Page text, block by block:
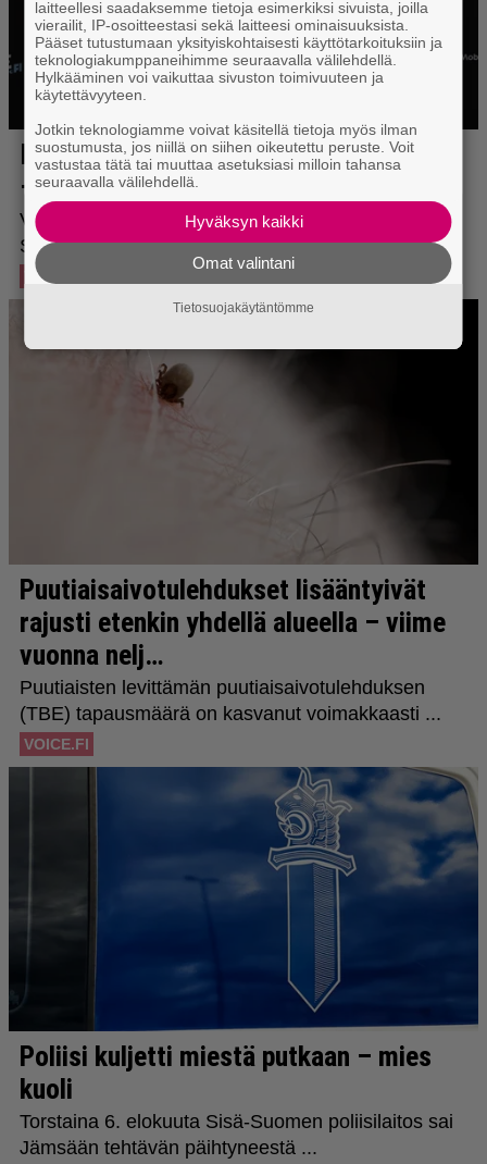
laitteellesi saadaksemme tietoja esimerkiksi sivuista, joilla
vierailit, IP-osoitteestasi sekä laitteesi ominaisuuksista.
Pääset tutustumaan yksityiskohtaisesti käyttötarkoituksiin ja
teknologiakumppaneihimme seuraavalla välilehdellä.
Hylkääminen voi vaikuttaa sivuston toimivuuteen ja
käytettävyyteen.
Jotkin teknologiamme voivat käsitellä tietoja myös ilman
suostumusta, jos niillä on siihen oikeutettu peruste. Voit
vastustaa tätä tai muuttaa asetuksiasi milloin tahansa
seuraavalla välilehdellä.
Hyväksyn kaikki
Omat valintani
Tietosuojakäytäntömme